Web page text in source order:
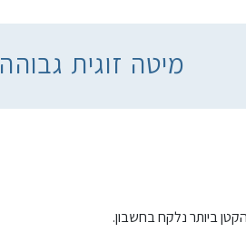
מיטה זוגית גבוהה
ביותר נלקח בחשבון.